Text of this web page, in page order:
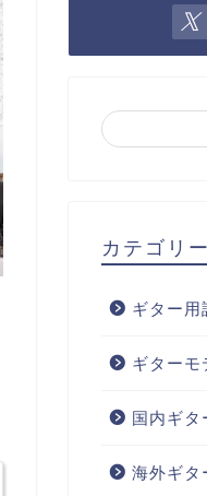
カテゴリー
ギター用
ギターモ
国内ギタ
海外ギタ